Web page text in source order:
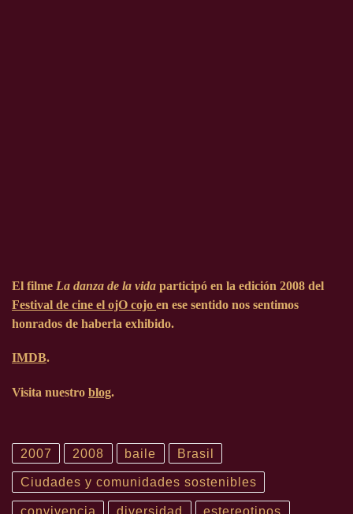
El filme La danza de la vida participó en la edición 2008 del
Festival de cine el ojO cojo en ese sentido nos sentimos
honrados de haberla exhibido.
IMDB.
Visita nuestro blog.
2007 2008 baile Brasil
Ciudades y comunidades sostenibles
convivencia diversidad estereotipos